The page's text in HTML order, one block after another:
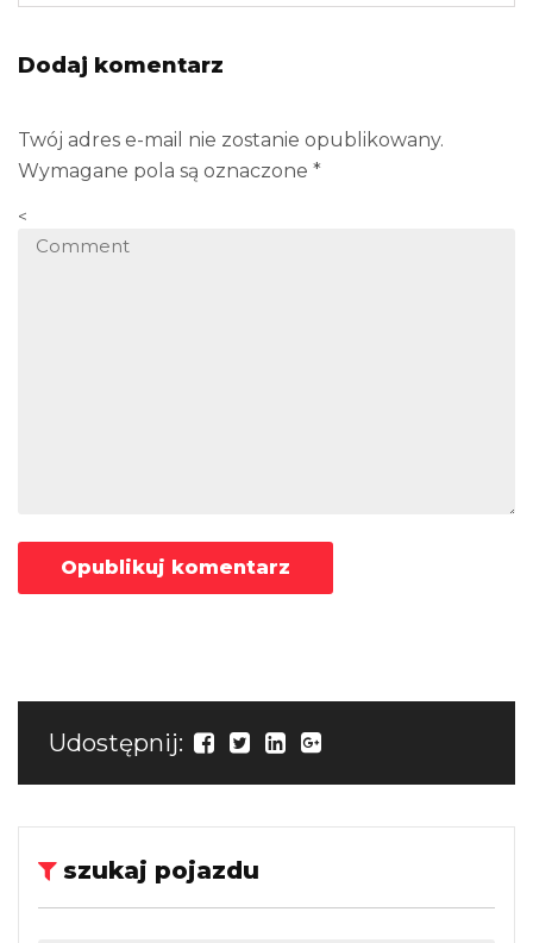
Dodaj komentarz
Twój adres e-mail nie zostanie opublikowany.
Wymagane pola są oznaczone *
<
Udostępnij:
szukaj pojazdu